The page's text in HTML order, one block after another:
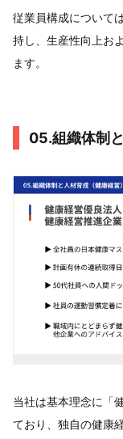
従業員構成について
持し、生産性向上お
ます。
05.組織体制
当社は基本理念に「
ており、独自の健康